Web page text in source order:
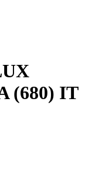
(680) IT